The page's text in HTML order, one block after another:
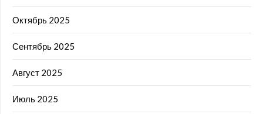
Октябрь 2025
Сентябрь 2025
Август 2025
Июль 2025